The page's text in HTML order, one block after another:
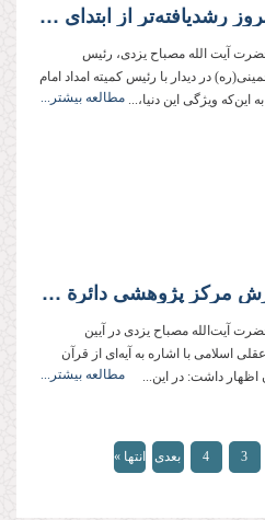
علامه مصباح: جامعه امروز رشدیافته‌تر از ابتدای انقلاب است
آیت الله مصباح یزدی، رئیس
در دیدار با رئیس کمیته امداد امام
این‌که ویژگی این دنیا،... مطالعه بیشتر...
علامه مصباح: آثار با ارزش مرکز پژوهشی دائرة المعارف علوم عقلی از برکات انقلاب است
آیت‌الله مصباح یزدی در آیین
اسلامی با اشاره به آیه‌ای از قرآن
اظهار داشت: در این...
مطالعه بیشتر...
3
4 بعدی انتها »